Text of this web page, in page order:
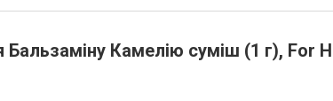
Бальзаміну Камелію суміш (1 г), For